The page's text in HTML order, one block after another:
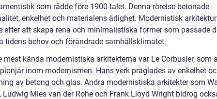
som rådde före 1900-talet. Denna rörelse betonade
enkelhet och materialens ärlighet. Modernistisk arkitektur
efter att skapa rena och minimalistiska former som passade
tidens behov och förändrade samhällsklimatet.
mest kända modernistiska arkitekterna var Le Corbusier, som
inom modernismen. Hans verk präglades av enkelhet
av betong och glas. Andra modernistiska arkitekter som
Ludwig Mies van der Rohe och Frank Lloyd Wright bidrog